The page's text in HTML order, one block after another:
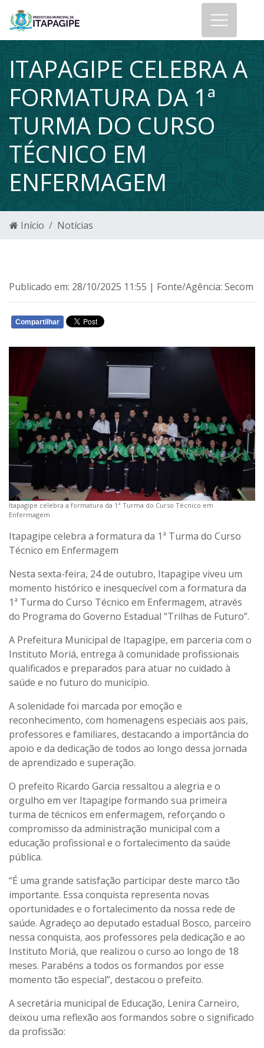
ITAPAGIPE CELEBRA A
FORMATURA DA 1ª
TURMA DO CURSO
TÉCNICO EM
ENFERMAGEM
Início Notícias
Publicado em: 28/10/2025 11:55 | Fonte/Agência: Secom
Compartilhar
Itapagipe celebra a formatura da 1ª Turma do Curso Técnico em
Enfermagem
Itapagipe celebra a formatura da 1ª Turma do Curso
Técnico em Enfermagem
Nesta sexta-feira, 24 de outubro, Itapagipe viveu um
momento histórico e inesquecível com a formatura da
1ª Turma do Curso Técnico em Enfermagem, através
do Programa do Governo Estadual “Trilhas de Futuro”.
A Prefeitura Municipal de Itapagipe, em parceria com o
Instituto Moriá, entrega à comunidade profissionais
qualificados e preparados para atuar no cuidado à
saúde e no futuro do município.
A solenidade foi marcada por emoção e
reconhecimento, com homenagens especiais aos pais,
professores e familiares, destacando a importância do
apoio e da dedicação de todos ao longo dessa jornada
de aprendizado e superação.
O prefeito Ricardo Garcia ressaltou a alegria e o
orgulho em ver Itapagipe formando sua primeira
turma de técnicos em enfermagem, reforçando o
compromisso da administração municipal com a
educação profissional e o fortalecimento da saúde
pública.
“É uma grande satisfação participar deste marco tão
importante. Essa conquista representa novas
oportunidades e o fortalecimento da nossa rede de
saúde. Agradeço ao deputado estadual Bosco, parceiro
nessa conquista, aos professores pela dedicação e ao
Instituto Moriá, que realizou o curso ao longo de 18
meses. Parabéns a todos os formandos por esse
momento tão especial”, destacou o prefeito.
A secretária municipal de Educação, Lenira Carneiro,
deixou uma reflexão aos formandos sobre o significado
da profissão: